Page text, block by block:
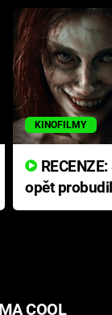
KINOFILMY
opět
přichází s
COOL